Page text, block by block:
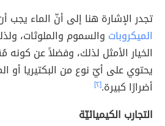
تجدر الإشارة هنا إلى أنّ الماء يجب
الميكروبات والسموم والملوثات،
الخيار الأمثل لذلك، وفضلاً عن كونه
يحتوي على أيّ نوع من البكتيريا أو
أضرارًا كبيرة.[٢]
التجارب الكيميائيّة